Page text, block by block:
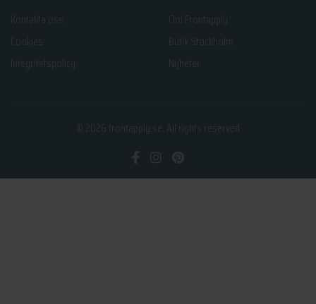
Kontakta oss
Integritetspolicy
Om Frontapply
Butik Stockholm
Nyheter
frontapply.se . All rights reserved